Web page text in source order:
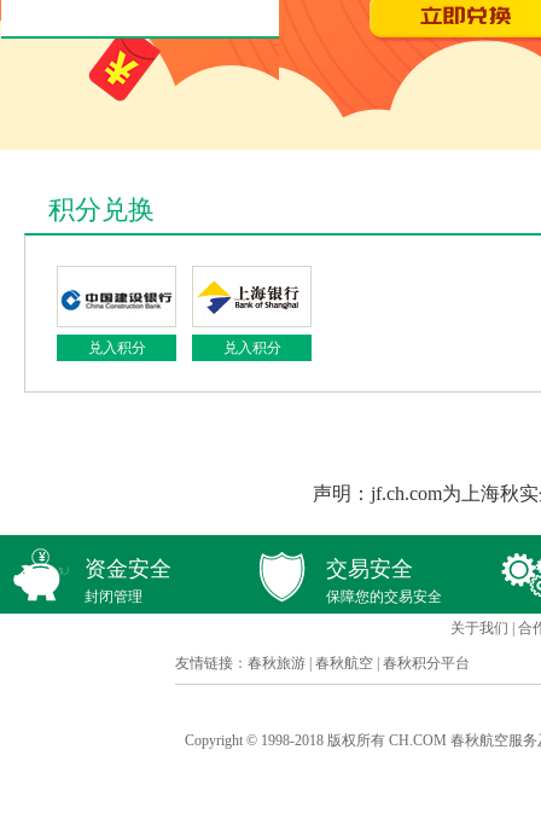
积分兑换
兑入积分 兑入积分
声明：jf.ch.com为上海秋
资金安全
封闭管理
交易安全
保障您的交易安全
关于我们
合
友情链接： 春秋旅游 春秋航空 春秋积分平台
Copyright © 1998-2018 版权所有 CH.COM 春秋航空服